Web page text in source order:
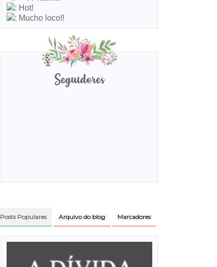
: Hot!
: Mucho loco!!
Seguidores
Posts Populares Arquivo do blog Marcadores